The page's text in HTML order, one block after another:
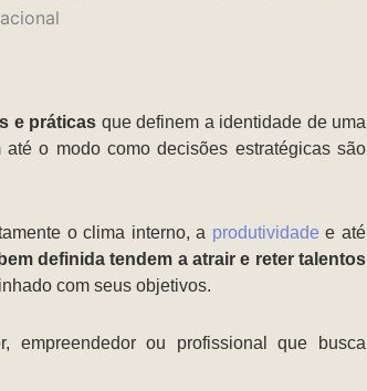
e práticas que definem a identidade de uma
o modo como decisões estratégicas são
o clima interno, a produtividade e até
definida tendem a atrair e reter talentos
com seus objetivos.
empreendedor ou profissional que busca